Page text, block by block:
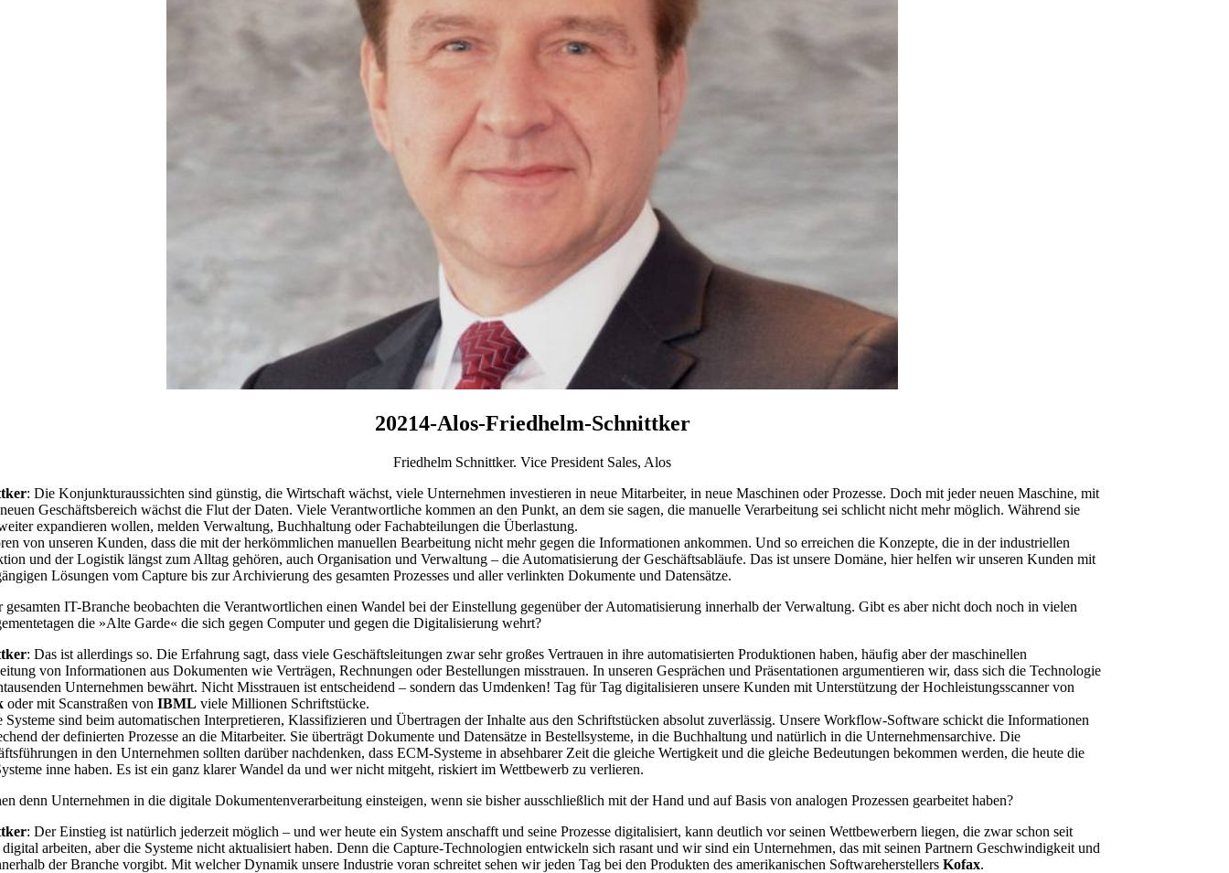
20214-Alos-Friedhelm-Schnittker
Friedhelm Schnittker. Vice President Sales, Alos
: Die Konjunkturaussichten sind günstig, die Wirtschaft wächst, viele Unternehmen investieren in neue Mitarbeiter, in neue Maschinen oder Prozesse. Doch mit jeder neuen Maschine, mit
Geschäftsbereich wächst die Flut der Daten. Viele Verantwortliche kommen an den Punkt, an dem sie sagen, die manuelle Verarbeitung sei schlicht nicht mehr möglich. Während sie
expandieren wollen, melden Verwaltung, Buchhaltung oder Fachabteilungen die Überlastung.
von unseren Kunden, dass die mit der herkömmlichen manuellen Bearbeitung nicht mehr gegen die Informationen ankommen. Und so erreichen die Konzepte, die in der industriellen
und der Logistik längst zum Alltag gehören, auch Organisation und Verwaltung – die Automatisierung der Geschäftsabläufe. Das ist unsere Domäne, hier helfen wir unseren Kunden mit
Lösungen vom Capture bis zur Archivierung des gesamten Prozesses und aller verlinkten Dokumente und Datensätze.
IT-Branche beobachten die Verantwortlichen einen Wandel bei der Einstellung gegenüber der Automatisierung innerhalb der Verwaltung. Gibt es aber nicht doch noch in vielen
die »Alte Garde« die sich gegen Computer und gegen die Digitalisierung wehrt?
: Das ist allerdings so. Die Erfahrung sagt, dass viele Geschäftsleitungen zwar sehr großes Vertrauen in ihre automatisierten Produktionen haben, häufig aber der maschinellen
von Informationen aus Dokumenten wie Verträgen, Rechnungen oder Bestellungen misstrauen. In unseren Gesprächen und Präsentationen argumentieren wir, dass sich die Technologie
Unternehmen bewährt. Nicht Misstrauen ist entscheidend – sondern das Umdenken! Tag für Tag digitalisieren unsere Kunden mit Unterstützung der Hochleistungsscanner von
oder mit Scanstraßen vonIBML viele Millionen Schriftstücke.
Systeme sind beim automatischen Interpretieren, Klassifizieren und Übertragen der Inhalte aus den Schriftstücken absolut zuverlässig. Unsere Workflow-Software schickt die Informationen
der definierten Prozesse an die Mitarbeiter. Sie überträgt Dokumente und Datensätze in Bestellsysteme, in die Buchhaltung und natürlich in die Unternehmensarchive. Die
in den Unternehmen sollten darüber nachdenken, dass ECM-Systeme in absehbarer Zeit die gleiche Wertigkeit und die gleiche Bedeutungen bekommen werden, die heute die
inne haben. Es ist ein ganz klarer Wandel da und wer nicht mitgeht, riskiert im Wettbewerb zu verlieren.
denn Unternehmen in die digitale Dokumentenverarbeitung einsteigen, wenn sie bisher ausschließlich mit der Hand und auf Basis von analogen Prozessen gearbeitet haben?
: Der Einstieg ist natürlich jederzeit möglich – und wer heute ein System anschafft und seine Prozesse digitalisiert, kann deutlich vor seinen Wettbewerbern liegen, die zwar schon seit
digital arbeiten, aber die Systeme nicht aktualisiert haben. Denn die Capture-Technologien entwickeln sich rasant und wir sind ein Unternehmen, das mit seinen Partnern Geschwindigkeit und
der Branche vorgibt. Mit welcher Dynamik unsere Industrie voran schreitet sehen wir jeden Tag bei den Produkten des amerikanischen SoftwareherstellersKofax.